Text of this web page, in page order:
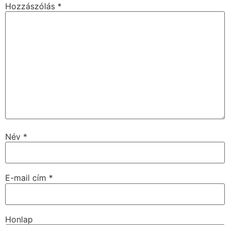
Hozzászólás *
Név *
E-mail cím *
Honlap